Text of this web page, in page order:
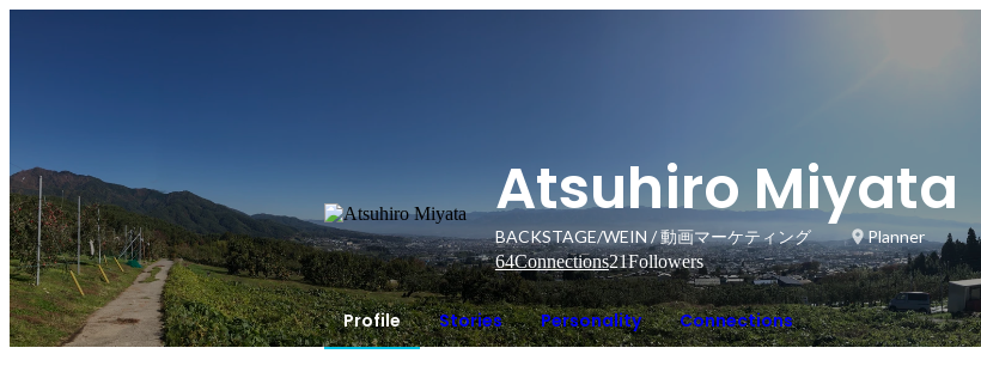
Atsuhiro Miyata
BACKSTAGE/WEIN / 動画マーケティング
Planner
64Connections21Followers
Profile Stories Personality Connections